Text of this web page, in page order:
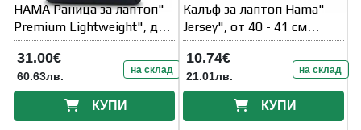
HAMA Раница за лаптоп"
Premium Lightweight", до
41 см (16, 2"
31.00€
60.63лв. на склад
КУПИ
Калъф за лаптоп Hama"
Jersey", от 40 - 41 см
(15.6" - 16.2" )
10.74€
21.01лв. на склад
КУПИ